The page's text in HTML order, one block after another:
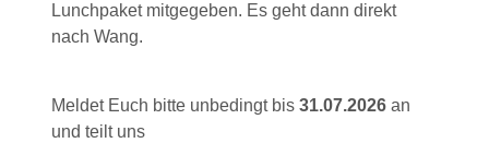
Lunchpaket mitgegeben. Es geht dann direkt
nach Wang.
Meldet Euch bitte unbedingt bis 31.07.2026 an
und teilt uns